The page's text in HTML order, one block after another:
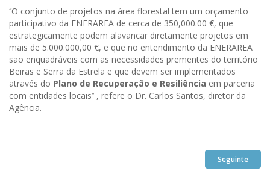
‘’O conjunto de projetos na área florestal tem um orçamento
participativo da ENERAREA de cerca de 350,000.00 €, que
estrategicamente podem alavancar diretamente projetos em
mais de 5.000.000,00 €, e que no entendimento da ENERAREA
são enquadráveis com as necessidades prementes do território
Beiras e Serra da Estrela e que devem ser implementados
através do Plano de Recuperação e Resiliência em parceria
com entidades locais’’ , refere o Dr. Carlos Santos, diretor da
Agência.
Seguinte